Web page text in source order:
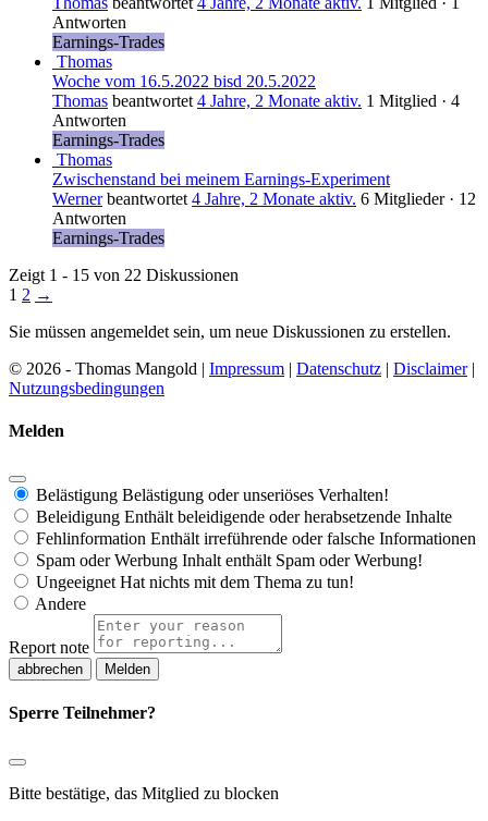
Antworten
Earnings-Trades
Thomas
Woche vom 16.5.2022 bisd 20.5.2022
Thomas beantwortet 4 Jahre, 2 Monate aktiv. 1 Mitglied · 4
Antworten
Earnings-Trades
Thomas
Zwischenstand bei meinem Earnings-Experiment
Werner beantwortet 4 Jahre, 2 Monate aktiv. 6 Mitglieder · 12
Antworten
Earnings-Trades
Zeigt 1 - 15 von 22 Diskussionen
1 2 →
Sie müssen angemeldet sein, um neue Diskussionen zu erstellen.
© 2026 - Thomas Mangold | Impressum | Datenschutz | Disclaimer|
Nutzungsbedingungen
Melden
Belästigung Belästigung oder unseriöses Verhalten!
Beleidigung Enthält beleidigende oder herabsetzende Inhalte
Fehlinformation Enthält irreführende oder falsche Informationen
Spam oder Werbung Inhalt enthält Spam oder Werbung!
Ungeeignet Hat nichts mit dem Thema zu tun!
Andere
Report note
Melden
Sperre Teilnehmer?
Bitte bestätige, das Mitglied zu blocken